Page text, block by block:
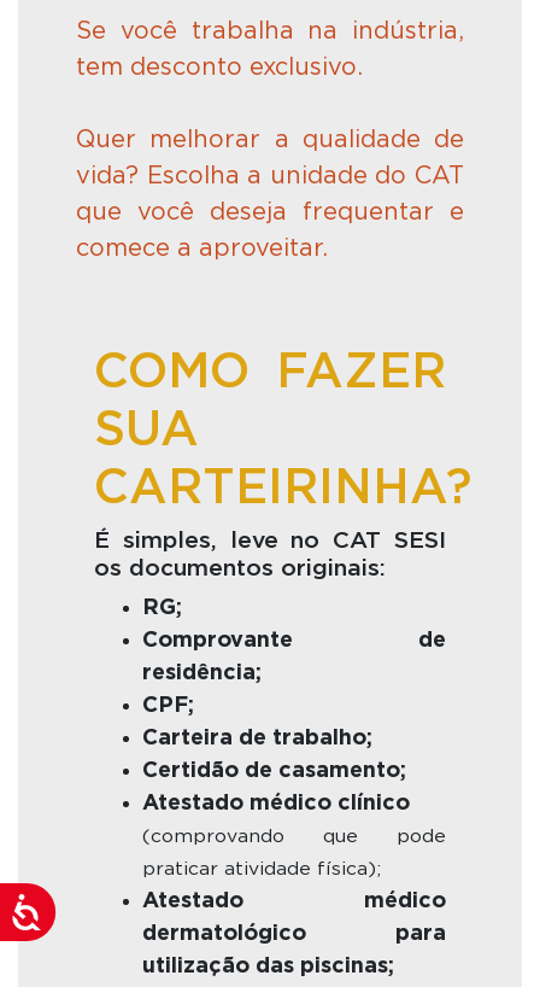
Acessibilidade
Se você trabalha na indústria,
tem desconto exclusivo.
Quer melhorar a qualidade de
vida? Escolha a unidade do CAT
que você deseja frequentar e
comece a aproveitar.
COMO FAZER
SUA
CARTEIRINHA?
É simples, leve no CAT SESI
os documentos originais:
RG;
Comprovante de
residência;
CPF;
Carteira de trabalho;
Certidão de casamento;
Atestado médico clínico
(comprovando que pode
praticar atividade física);
Atestado médico
dermatológico para
utilização das piscinas;